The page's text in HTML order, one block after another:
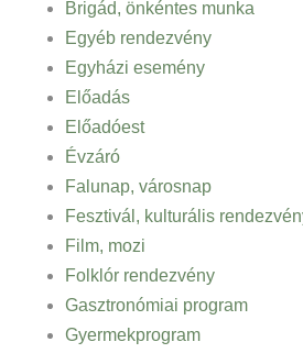
Brigád, önkéntes munka
Egyéb rendezvény
Egyházi esemény
Előadás
Előadóest
Évzáró
Falunap, városnap
Fesztivál, kulturális
Film, mozi
Folklór rendezvény
Gasztronómiai program
Gyermekprogram